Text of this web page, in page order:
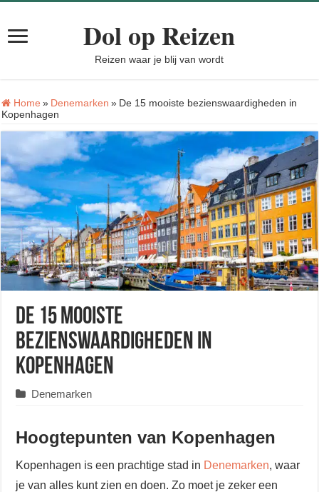
Dol op Reizen
Reizen waar je blij van wordt
Home » Denemarken » De 15 mooiste bezienswaardigheden in
Kopenhagen
De 15 mooiste
bezienswaardigheden in
Kopenhagen
Denemarken
Hoogtepunten van Kopenhagen
Kopenhagen is een prachtige stad in Denemarken, waar
je van alles kunt zien en doen. Zo moet je zeker een